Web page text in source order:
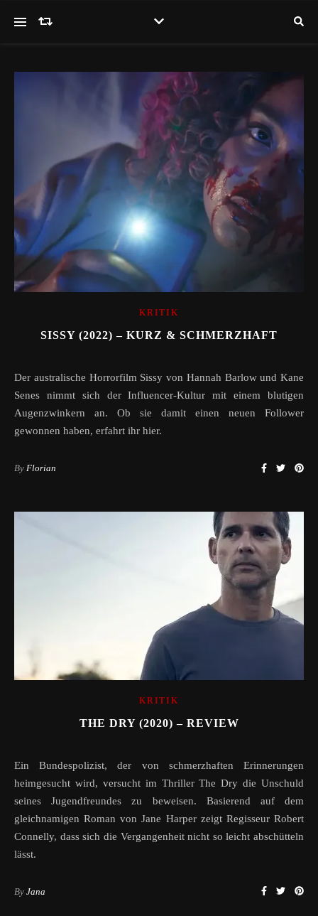
KRITIK
SISSY (2022) – KURZ & SCHMERZHAFT
Der australische Horrorfilm Sissy von Hannah Barlow und Kane
Senes nimmt sich der Influencer-Kultur mit einem blutigen
Augenzwinkern an. Ob sie damit einen neuen Follower
gewonnen haben, erfahrt ihr hier.
By Florian
KRITIK
THE DRY (2020) – REVIEW
Ein Bundespolizist, der von schmerzhaften Erinnerungen
heimgesucht wird, versucht im Thriller The Dry die Unschuld
seines Jugendfreundes zu beweisen. Basierend auf dem
gleichnamigen Roman von Jane Harper zeigt Regisseur Robert
Connelly, dass sich die Vergangenheit nicht so leicht abschütteln
lässt.
By Jana